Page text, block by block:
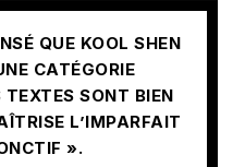
QUE KOOL SHEN
CATÉGORIE
TEXTES SONT BIEN
L’IMPARFAIT
».